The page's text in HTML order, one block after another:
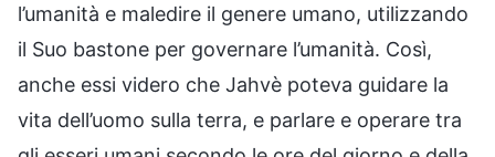
l’umanità e maledire il genere umano, utilizzando
il Suo bastone per governare l’umanità. Così,
anche essi videro che Jahvè poteva guidare la
vita dell’uomo sulla terra, e parlare e operare tra